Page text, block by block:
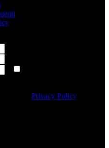
allaPrivacy Policy